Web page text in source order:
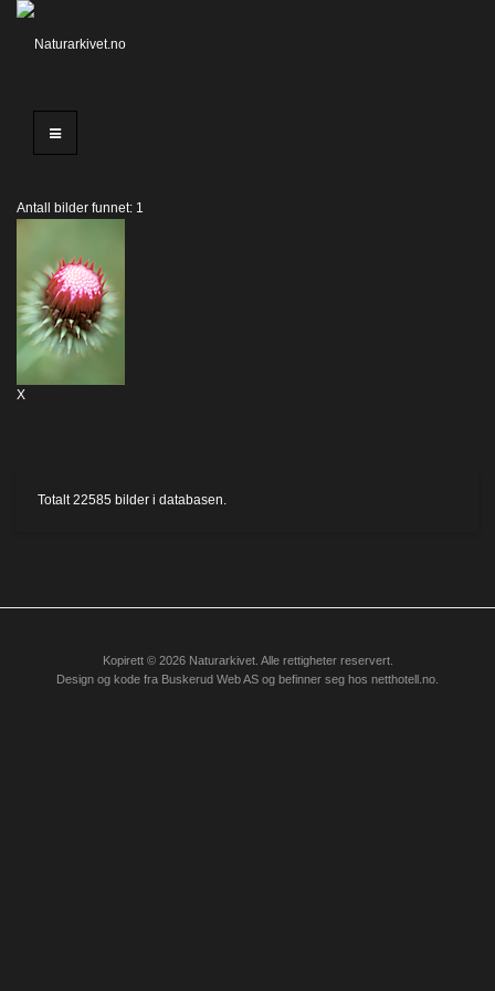
Antall bilder funnet: 1
X
Totalt22585 bilder i databasen.
Kopirett © 2026 Naturarkivet. Alle rettigheter reservert.
Design og kode fra Buskerud Web AS og befinner seg hos netthotell.no